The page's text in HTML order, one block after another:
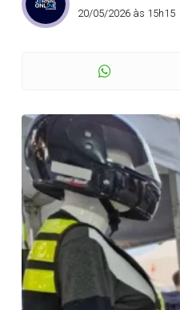
20/05/2026 às 15h15